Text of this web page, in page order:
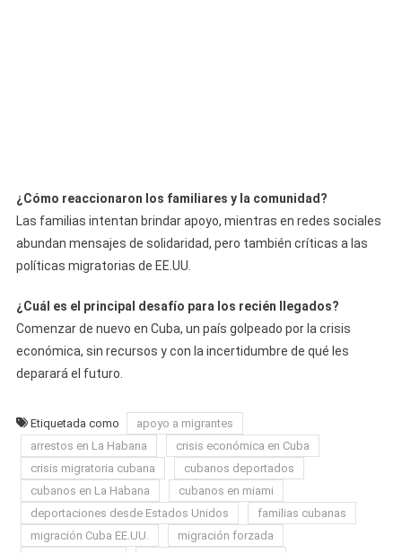
¿Cómo reaccionaron los familiares y la comunidad?
Las familias intentan brindar apoyo, mientras en redes sociales
abundan mensajes de solidaridad, pero también críticas a las
políticas migratorias de EE.UU.
¿Cuál es el principal desafío para los recién llegados?
Comenzar de nuevo en Cuba, un país golpeado por la crisis
económica, sin recursos y con la incertidumbre de qué les
deparará el futuro.
Etiquetada como
apoyo a migrantes
arrestos en La Habana
crisis económica en Cuba
crisis migratoria cubana
cubanos deportados
cubanos en La Habana
cubanos en miami
deportaciones desde Estados Unidos
familias cubanas
migración Cuba EE.UU.
migración forzada